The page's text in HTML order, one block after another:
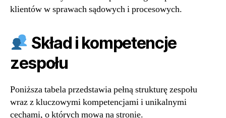
klientów w sprawach sądowych i procesowych.
Skład i kompetencje
zespołu
Poniższa tabela przedstawia pełną strukturę zespołu
wraz z kluczowymi kompetencjami i unikalnymi
cechami, o których mowa na stronie.